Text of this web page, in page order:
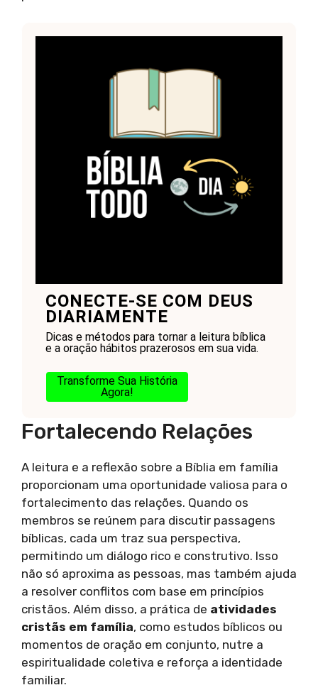
CONECTE-SE COM DEUS
DIARIAMENTE
Dicas e métodos para tornar a leitura bíblica
e a oração hábitos prazerosos em sua vida.
Transforme Sua História
Agora!
Fortalecendo Relações
A leitura e a reflexão sobre a Bíblia em família
proporcionam uma oportunidade valiosa para o
fortalecimento das relações. Quando os
membros se reúnem para discutir passagens
bíblicas, cada um traz sua perspectiva,
permitindo um diálogo rico e construtivo. Isso
não só aproxima as pessoas, mas também ajuda
a resolver conflitos com base em princípios
cristãos. Além disso, a prática de atividades
cristãs em família, como estudos bíblicos ou
momentos de oração em conjunto, nutre a
espiritualidade coletiva e reforça a identidade
familiar.